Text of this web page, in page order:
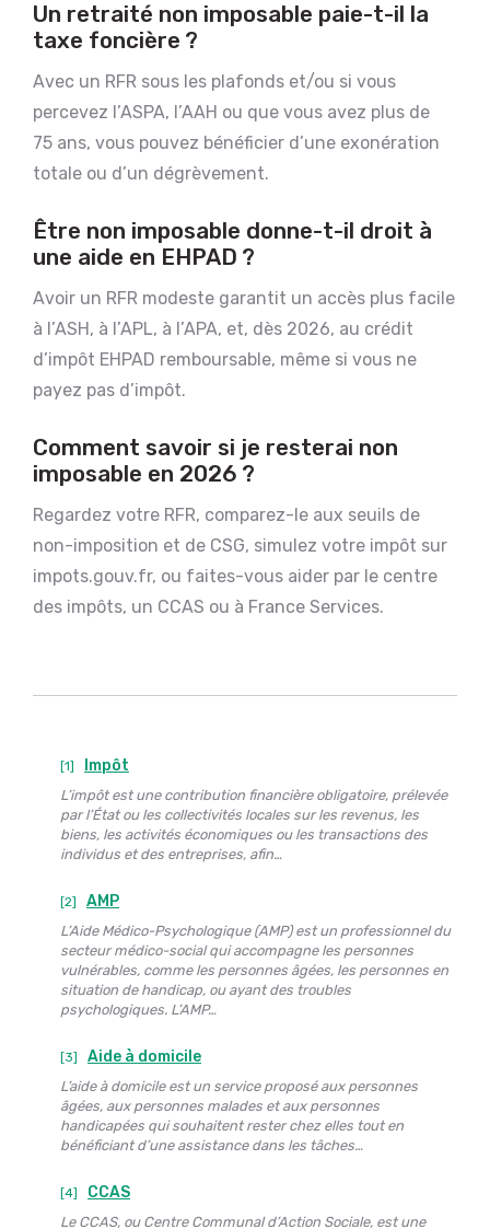
Un retraité non imposable paie-t-il la
taxe foncière ?
Avec un RFR sous les plafonds et/ou si vous
percevez l’ASPA, l’AAH ou que vous avez plus de
75 ans, vous pouvez bénéficier d’une exonération
totale ou d’un dégrèvement.
Être non imposable donne-t-il droit à
une aide en EHPAD ?
Avoir un RFR modeste garantit un accès plus facile
à l’ASH, à l’APL, à l’APA, et, dès 2026, au crédit
d’impôt EHPAD remboursable, même si vous ne
payez pas d’impôt.
Comment savoir si je resterai non
imposable en 2026 ?
Regardez votre RFR, comparez-le aux seuils de
non-imposition et de CSG, simulez votre impôt sur
impots.gouv.fr, ou faites-vous aider par le centre
des impôts, un CCAS ou à France Services.
[1] Impôt
L’impôt est une contribution financière obligatoire, prélevée
par l’État ou les collectivités locales sur les revenus, les
biens, les activités économiques ou les transactions des
individus et des entreprises, afin…
[2] AMP
L’Aide Médico-Psychologique (AMP) est un professionnel du
secteur médico-social qui accompagne les personnes
vulnérables, comme les personnes âgées, les personnes en
situation de handicap, ou ayant des troubles
psychologiques. L’AMP…
[3] Aide à domicile
L’aide à domicile est un service proposé aux personnes
âgées, aux personnes malades et aux personnes
handicapées qui souhaitent rester chez elles tout en
bénéficiant d’une assistance dans les tâches…
[4] CCAS
Le CCAS, ou Centre Communal d’Action Sociale, est une